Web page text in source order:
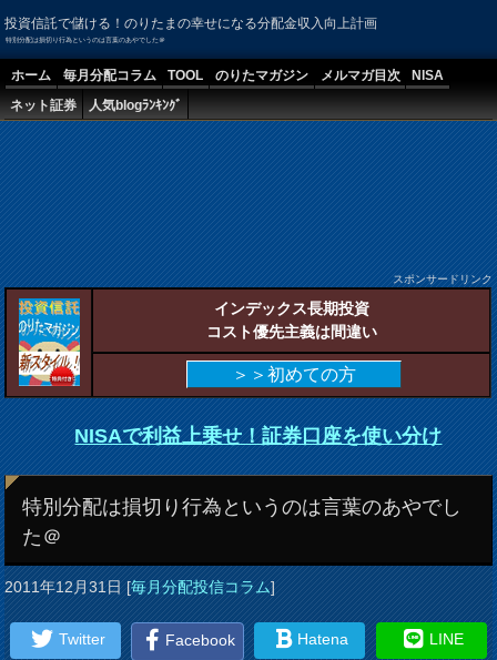
投資信託で儲ける！のりたまの幸せになる分配金収入向上計画
特別分配は損切り行為というのは言葉のあやでした＠
ホーム 毎月分配コラム TOOL のりたマガジン メルマガ目次
NISA
ネット証券
人気blogﾗﾝｷﾝｸﾞ
スポンサードリンク
インデックス長期投資
コスト優先主義は間違い
＞＞初めての方
NISAで利益上乗せ！証券口座を使い分け
特別分配は損切り行為というのは言葉のあやでし
た＠
2011年12月31日[毎月分配投信コラム]
Twitter Facebook Hatena LINE